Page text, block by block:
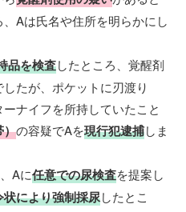
Aは氏名や住所を明らかにし
品を検査したところ、覚醒剤
たが、ポケットに刃渡り
ナイフを所持していたこと
）の容疑でAを現行犯逮捕しま
Aに任意での尿検査を提案し
状により強制採尿したとこ